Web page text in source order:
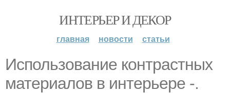
ИНТЕРЬЕР И ДЕКОР
главная новости статьи
Использование контрастных
материалов в интерьере -.